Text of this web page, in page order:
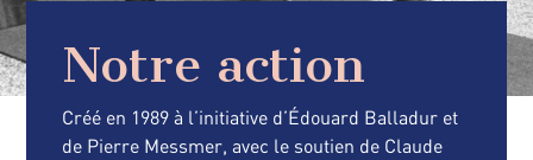
Notre action
Créé en 1989 à l’initiative d’Édouard Balladur et
de Pierre Messmer, avec le soutien de Claude